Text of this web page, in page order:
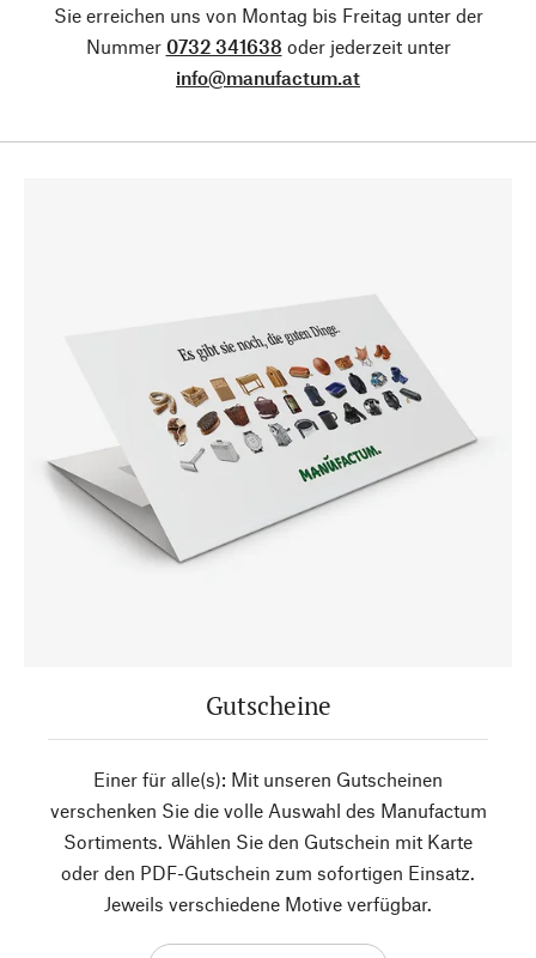
Sie erreichen uns von Montag bis Freitag unter der
Nummer 0732 341638 oder jederzeit unter
info@manufactum.at
Gutscheine
Einer für alle(s): Mit unseren Gutscheinen
verschenken Sie die volle Auswahl des Manufactum
Sortiments. Wählen Sie den Gutschein mit Karte
oder den PDF-Gutschein zum sofortigen Einsatz.
Jeweils verschiedene Motive verfügbar.